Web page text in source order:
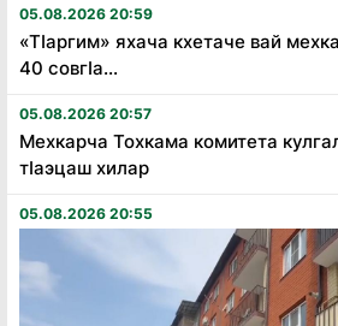
05.08.2026 20:59
«Тӏаргим» яхача кхетаче вай
40 совгӏа...
05.08.2026 20:57
Мехкарча Тохкама комитета
тӏаэцаш хилар
05.08.2026 20:55